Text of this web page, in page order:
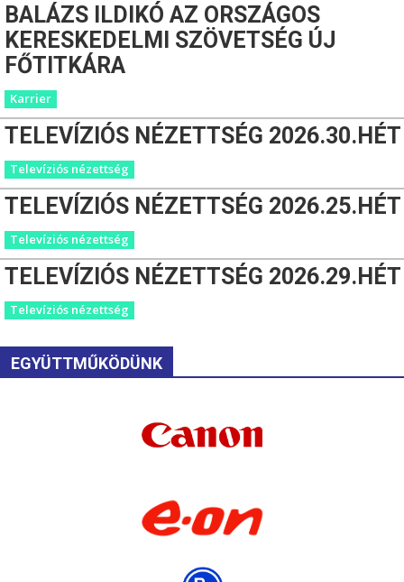
BALÁZS ILDIKÓ AZ ORSZÁGOS
KERESKEDELMI SZÖVETSÉG ÚJ
FŐTITKÁRA
Karrier
TELEVÍZIÓS NÉZETTSÉG 2026.30.HÉT
Televíziós nézettség
TELEVÍZIÓS NÉZETTSÉG 2026.25.HÉT
Televíziós nézettség
TELEVÍZIÓS NÉZETTSÉG 2026.29.HÉT
Televíziós nézettség
EGYÜTTMŰKÖDÜNK